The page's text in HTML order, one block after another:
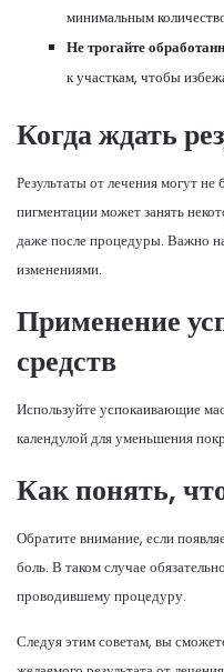
минимальным
Не трогайте
к участкам, чтобы
Когда ждать
Результаты от лечения могут
пигментации может занять
даже после процедуры. Важно
изменениями.
Применение
средств
Используйте успокаивающие
календулой для уменьшения
Как понять,
Обратите внимание, если
боль. В таком случае
проводившему процедуру.
Следуя этим советам, вы